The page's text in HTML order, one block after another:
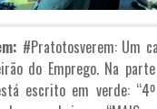
#Pratotosverem: Um
do Emprego. Na
escrito em verde: